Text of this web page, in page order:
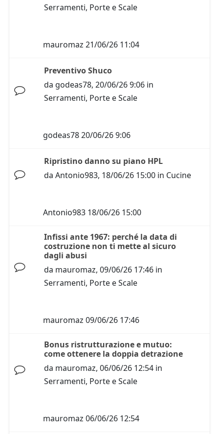
Serramenti, Porte e Scale
mauromaz 21/06/26 11:04
Preventivo Shuco
da godeas78, 20/06/26 9:06 in
Serramenti, Porte e Scale
godeas7820/06/26 9:06
Ripristino danno su piano HPL
da Antonio983, 18/06/26 15:00 in Cucine
Antonio983 18/06/26 15:00
Infissi ante 1967: perché la data di
costruzione non ti mette al sicuro
dagli abusi
da mauromaz, 09/06/26 17:46 in
Serramenti, Porte e Scale
mauromaz 09/06/26 17:46
Bonus ristrutturazione e mutuo:
come ottenere la doppia detrazione
da mauromaz, 06/06/26 12:54 in
Serramenti, Porte e Scale
mauromaz 06/06/26 12:54